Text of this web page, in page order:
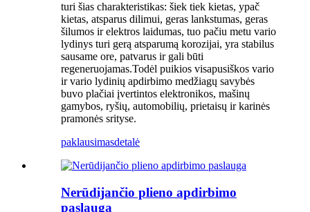
turi šias charakteristikas: šiek tiek kietas, ypač
kietas, atsparus dilimui, geras lankstumas, geras
šilumos ir elektros laidumas, tuo pačiu metu vario
lydinys turi gerą atsparumą korozijai, yra stabilus
sausame ore, patvarus ir gali būti
regeneruojamas.Todėl puikios visapusiškos vario
ir vario lydinių apdirbimo medžiagų savybės
buvo plačiai įvertintos elektronikos, mašinų
gamybos, ryšių, automobilių, prietaisų ir karinės
pramonės srityse.
paklausimasdetalė
Nerūdijančio plieno apdirbimo
paslauga